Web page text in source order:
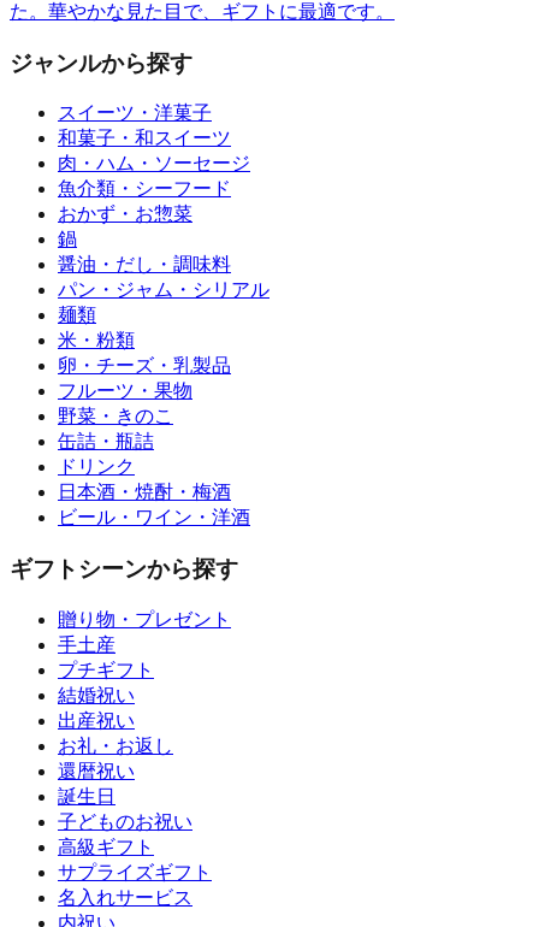
た。華やかな見た目で、ギフトに最適です。
ジャンルから探す
スイーツ・洋菓子
和菓子・和スイーツ
肉・ハム・ソーセージ
魚介類・シーフード
おかず・お惣菜
鍋
醤油・だし・調味料
パン・ジャム・シリアル
麺類
米・粉類
卵・チーズ・乳製品
フルーツ・果物
野菜・きのこ
缶詰・瓶詰
ドリンク
日本酒・焼酎・梅酒
ビール・ワイン・洋酒
ギフトシーンから探す
贈り物・プレゼント
手土産
プチギフト
結婚祝い
出産祝い
お礼・お返し
還暦祝い
誕生日
子どものお祝い
高級ギフト
サプライズギフト
名入れサービス
内祝い